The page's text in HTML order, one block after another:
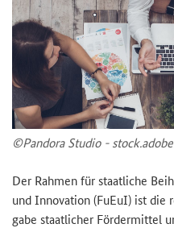
©Pan­do­ra Stu­dio -
Der Rah­men für staat­li­che
und In­no­va­ti­on (FuEuI) ist
ga­be staat­li­cher För­der­mit­tel